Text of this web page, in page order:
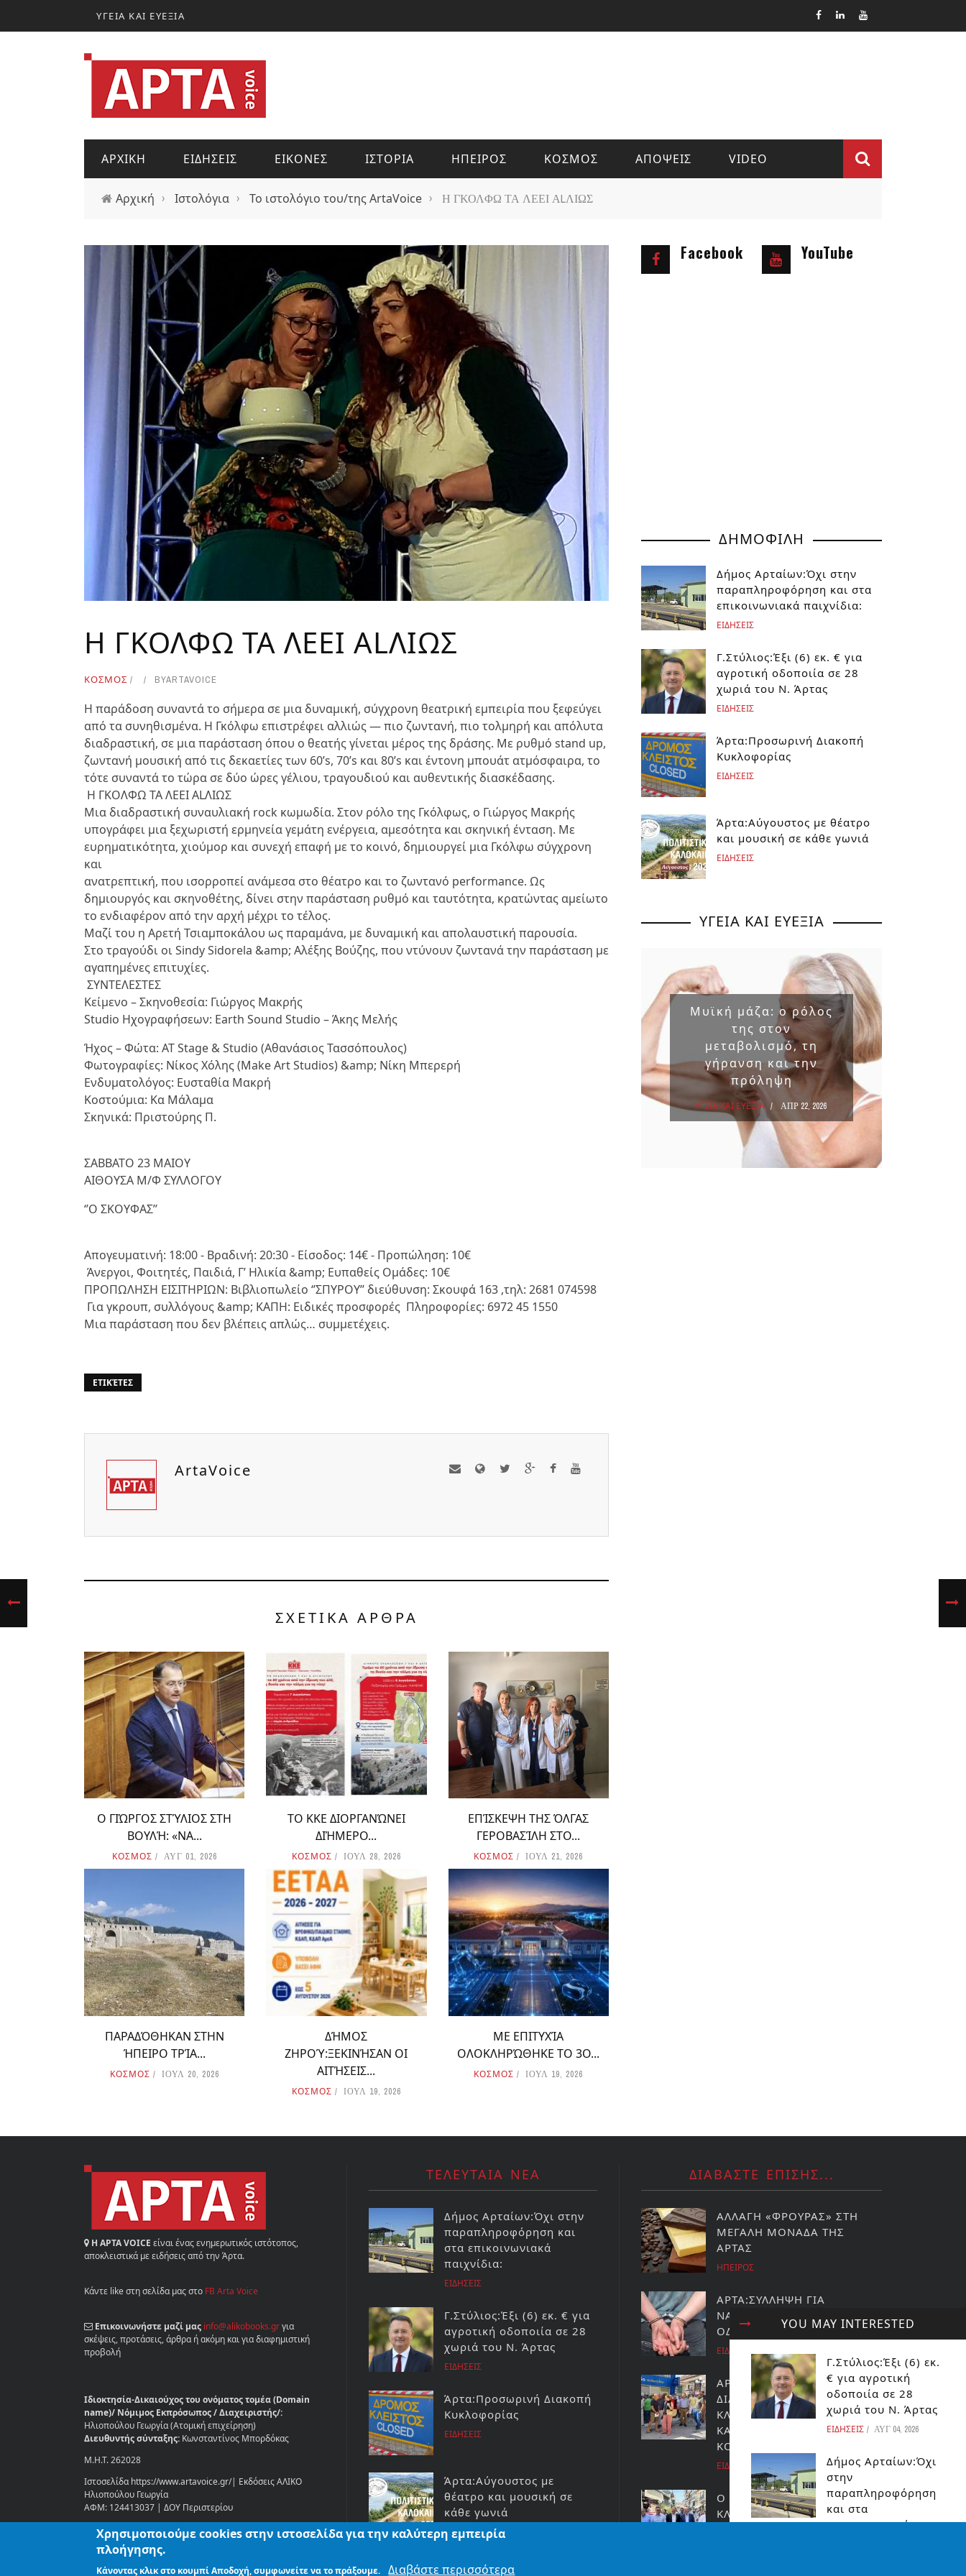
ΥΓΕΙΑ ΚΑΙ ΕΥΕΞΙΑ
ΑΡΧΙΚΗ ΕΙΔΗΣΕΙΣ ΕΙΚΟΝΕΣ ΙΣΤΟΡΙΑ ΗΠΕΙΡΟΣ ΚΟΣΜΟΣ ΑΠΟΨΕΙΣ VIDEO
Αρχική › Ιστολόγια › Το ιστολόγιο του/της ArtaVoice › Η ΓΚΟΛΦΩ ΤΑ ΛΕΕΙ ΑLΛΙΩΣ
Η ΓΚΟΛΦΩ ΤΑ ΛΕΕΙ ΑLΛΙΩΣ
ΚΟΣΜΟΣ BYARTAVOICE
Η παράδοση συναντά το σήμερα σε μια δυναμική, σύγχρονη θεατρική εμπειρία που ξεφεύγει
από τα συνηθισμένα. Η Γκόλφω επιστρέφει αλλιώς — πιο ζωντανή, πιο τολμηρή και απόλυτα
διαδραστική, σε μια παράσταση όπου ο θεατής γίνεται μέρος της δράσης. Με ρυθμό stand up,
ζωντανή μουσική από τις δεκαετίες των 60’s, 70’s και 80’s και έντονη μπουάτ ατμόσφαιρα, το
τότε συναντά το τώρα σε δύο ώρες γέλιου, τραγουδιού και αυθεντικής διασκέδασης.
Η ΓΚΟΛΦΩ ΤΑ ΛΕΕΙ ΑLΛΙΩΣ
Μια διαδραστική συναυλιακή rock κωμωδία. Στον ρόλο της Γκόλφως, ο Γιώργος Μακρής
υπογράφει μια ξεχωριστή ερμηνεία γεμάτη ενέργεια, αμεσότητα και σκηνική ένταση. Με
ευρηματικότητα, χιούμορ και συνεχή επαφή με το κοινό, δημιουργεί μια Γκόλφω σύγχρονη
και
ανατρεπτική, που ισορροπεί ανάμεσα στο θέατρο και το ζωντανό performance. Ως
δημιουργός και σκηνοθέτης, δίνει στην παράσταση ρυθμό και ταυτότητα, κρατώντας αμείωτο
το ενδιαφέρον από την αρχή μέχρι το τέλος.
Μαζί του η Αρετή Τσιαμποκάλου ως παραμάνα, με δυναμική και απολαυστική παρουσία.
Στο τραγούδι οι Sindy Sidorela &amp; Αλέξης Βούζης, που ντύνουν ζωντανά την παράσταση με
αγαπημένες επιτυχίες.
ΣΥΝΤΕΛΕΣΤΕΣ
Κείμενο – Σκηνοθεσία: Γιώργος Μακρής
Studio Ηχογραφήσεων: Earth Sound Studio – Άκης Μελής
Ήχος – Φώτα: AT Stage & Studio (Αθανάσιος Τασσόπουλος)
Φωτογραφίες: Νίκος Χόλης (Make Art Studios) &amp; Νίκη Μπερερή
Ενδυματολόγος: Ευσταθία Μακρή
Κοστούμια: Κα Μάλαμα
Σκηνικά: Πριστούρης Π.
ΣΑΒΒΑΤΟ 23 ΜΑΙΟΥ
ΑΙΘΟΥΣΑ Μ/Φ ΣΥΛΛΟΓΟΥ
‘’Ο ΣΚΟΥΦΑΣ’’
Απογευματινή: 18:00 - Βραδινή: 20:30 - Είσοδος: 14€ - Προπώληση: 10€
Άνεργοι, Φοιτητές, Παιδιά, Γ’ Ηλικία &amp; Ευπαθείς Ομάδες: 10€
ΠΡΟΠΩΛΗΣΗ ΕΙΣΙΤΗΡΙΩΝ: Βιβλιοπωλείο ‘’ΣΠΥΡΟΥ’’ διεύθυνση: Σκουφά 163 ,τηλ: 2681 074598
Για γκρουπ, συλλόγους &amp; ΚΑΠΗ: Ειδικές προσφορές Πληροφορίες: 6972 45 1550
Μια παράσταση που δεν βλέπεις απλώς… συμμετέχεις.
ΕΤΙΚΈΤΕΣ
ArtaVoice
ΣΧΕΤΙΚΑ ΑΡΘΡΑ
Ο ΓΙΏΡΓΟΣ ΣΤΎΛΙΟΣ ΣΤΗ
ΒΟΥΛΉ: «ΝΑ...
ΚΟΣΜΟΣ ΑΥΓ 01, 2026
ΤΟ ΚΚΕ ΔΙΟΡΓΑΝΏΝΕΙ
ΔΙΉΜΕΡΟ...
ΚΟΣΜΟΣ ΙΟΥΛ 28, 2026
ΕΠΊΣΚΕΨΗ ΤΗΣ ΌΛΓΑΣ
ΓΕΡΟΒΑΣΊΛΗ ΣΤΟ...
ΚΟΣΜΟΣ ΙΟΥΛ 21, 2026
ΠΑΡΑΔΌΘΗΚΑΝ ΣΤΗΝ
ΉΠΕΙΡΟ ΤΡΊΑ...
ΚΟΣΜΟΣ ΙΟΥΛ 20, 2026
ΔΉΜΟΣ
ΖΗΡΟΎ:ΞΕΚΙΝΉΣΑΝ ΟΙ
ΑΙΤΉΣΕΙΣ...
ΚΟΣΜΟΣ ΙΟΥΛ 19, 2026
ΜΕ ΕΠΙΤΥΧΊΑ
ΟΛΟΚΛΗΡΏΘΗΚΕ ΤΟ 3Ο...
ΚΟΣΜΟΣ ΙΟΥΛ 19, 2026
YOU MAY INTERESTED
Γ.Στύλιος:Έξι (6) εκ.
€ για αγροτική
οδοποιία σε 28
χωριά του Ν. Άρτας
ΕΙΔΗΣΕΙΣ ΑΥΓ 04, 2026
Δήμος Αρταίων:Όχι
στην
παραπληροφόρηση
και στα
επικοινωνιακά
Facebook YouTube
ΔΗΜΟΦΙΛΗ
Δήμος Αρταίων:Όχι στην
παραπληροφόρηση και στα
επικοινωνιακά παιχνίδια:
ΕΙΔΗΣΕΙΣ
Γ.Στύλιος:Έξι (6) εκ. € για
αγροτική οδοποιία σε 28
χωριά του Ν. Άρτας
ΕΙΔΗΣΕΙΣ
Άρτα:Προσωρινή Διακοπή
Κυκλοφορίας
ΕΙΔΗΣΕΙΣ
Άρτα:Αύγουστος με θέατρο
και μουσική σε κάθε γωνιά
ΕΙΔΗΣΕΙΣ
ΥΓΕΙΑ ΚΑΙ ΕΥΕΞΙΑ
Μυϊκή μάζα: ο ρόλος
της στον
μεταβολισμό, τη
γήρανση και την
πρόληψη
ΥΓΕΙΑ ΚΑΙ ΕΥΕΞΙΑ ΑΠΡ 22, 2026
Η ΑΡΤΑ VOICE είναι ένας ενημερωτικός ιστότοπος,
αποκλειστικά με ειδήσεις από την Άρτα.
Κάντε like στη σελίδα μας στο FB Arta Voice
Επικοινωνήστε μαζί μας info@alikobooks.grγια
σκέψεις, προτάσεις, άρθρα ή ακόμη και για διαφημιστική
προβολή
Ιδιοκτησία-Δικαιούχος του ονόματος τομέα (Domain
name)/ Νόμιμος Εκπρόσωπος / Διαχειριστής/:
Ηλιοπούλου Γεωργία (Ατομική επιχείρηση)
Διευθυντής σύνταξης: Κωνσταντίνος Μπορδόκας
Μ.Η.Τ. 262028
Ιστοσελίδα https://www.artavoice.gr/| Εκδόσεις ΑΛΙΚΟ
Ηλιοπούλου Γεωργία
ΑΦΜ: 124413037 | ΔΟΥ Περιστερίου
Στοιχεία επικοινωνίας:
Δημοκρίτου 2, Περιστέρι, ΤΚ: 12134
Τηλ. επικοινωνίας 2155652757
ΤΕΛΕΥΤΑΙΑ ΝΕΑ
Δήμος Αρταίων:Όχι στην
παραπληροφόρηση και
στα επικοινωνιακά
παιχνίδια:
ΕΙΔΗΣΕΙΣ
Γ.Στύλιος:Έξι (6) εκ. € για
αγροτική οδοποιία σε 28
χωριά του Ν. Άρτας
ΕΙΔΗΣΕΙΣ
Άρτα:Προσωρινή Διακοπή
Κυκλοφορίας
ΕΙΔΗΣΕΙΣ
Άρτα:Αύγουστος με
θέατρο και μουσική σε
κάθε γωνιά
ΕΙΔΗΣΕΙΣ
ΔΙΑΒΑΣΤΕ ΕΠΙΣΗΣ...
ΑΛΛΑΓΗ «ΦΡΟΥΡΑΣ» ΣΤΗ
ΜΕΓΑΛΗ ΜΟΝΑΔΑ ΤΗΣ
ΑΡΤΑΣ
ΗΠΕΙΡΟΣ
ΑΡΤΑ:ΣΥΛΛΗΨΗ ΓΙΑ
ΝΑΡΚΩΤΙΚΑ ΚΑΙ ΕΠΙΚΥΝΔΥΝΗ
ΟΔΗΓΗΣΗ
ΕΙΔΗΣΕΙΣ
ΑΡΤΑ: ΣΥΓΚΕΝΤΡΩΣΗ
ΔΙΑΜΑΡΤΥΡΙΑΣ ΓΙΑ ΤΟ
ΚΛΕΙΣΙΜΟ ΤΟΥ
ΚΑΤΑΣΤΗΜΑΤΟΣ ΤΩΝ ΕΛ.ΤΑ
ΚΟΜΠΟΤΙΟΥ
ΕΙΔΗΣΕΙΣ
Ο ΓΙΩΡΓΟΣ ΣΤΥΛΙΟΣ ΜΕ ΤΟ
ΚΛΙΜΑΚΙΟ ΤΗΣ ΝΕΑΣ
Χρησιμοποιούμε cookies στην ιστοσελίδα για την καλύτερη εμπειρία
πλοήγησης.
Κάνοντας κλικ στο κουμπί Αποδοχή, συμφωνείτε να το πράξουμε. Διαβάστε περισσότερα